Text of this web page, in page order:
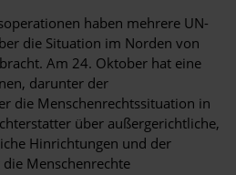
haben mehrere UN-
die Situation im Norden von
Am 24. Oktober hat eine
darunter der
die Menschenrechtssituation in
über außergerichtliche,
Hinrichtungen und der
Menschenrechte